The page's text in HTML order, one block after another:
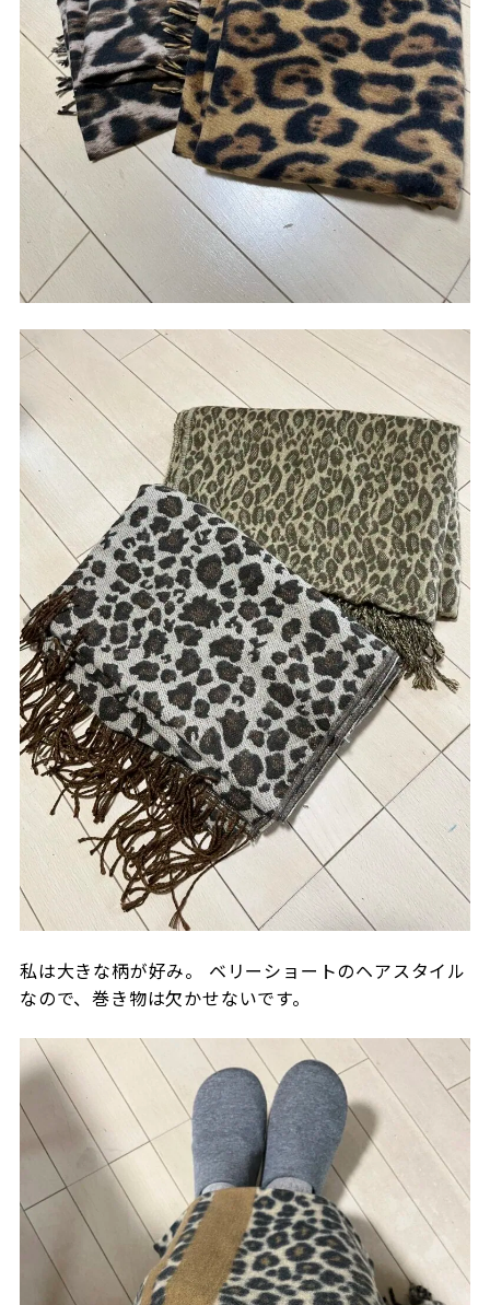
私は大きな柄が好み。 ベリーショートのヘアスタイル
なので、巻き物は欠かせないです。